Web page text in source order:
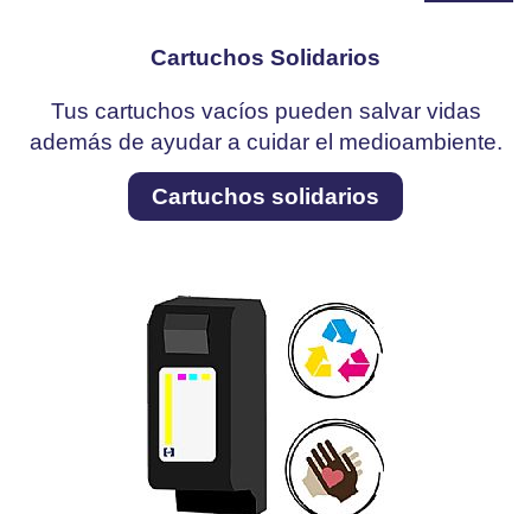
Cartuchos Solidarios
Tus cartuchos vacíos pueden salvar vidas
además de ayudar a cuidar el medioambiente.
Cartuchos solidarios